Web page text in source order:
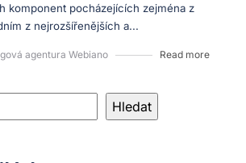
komponent pocházejících zejména z
z nejrozšířenějších a...
agentura Webiano Read more
Hledat